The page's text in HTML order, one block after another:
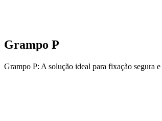
Grampo P
Grampo P: A solução ideal para fixação segura